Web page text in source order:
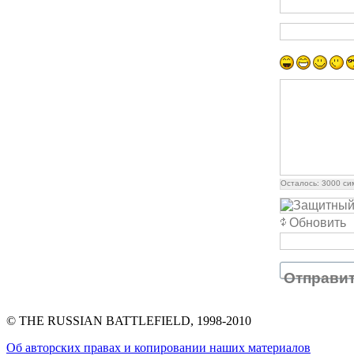
Осталось: 3000
Обновить
© THE RUSSIAN BATTLEFIELD, 1998-2010
Об авторских правах и копировании наших материалов